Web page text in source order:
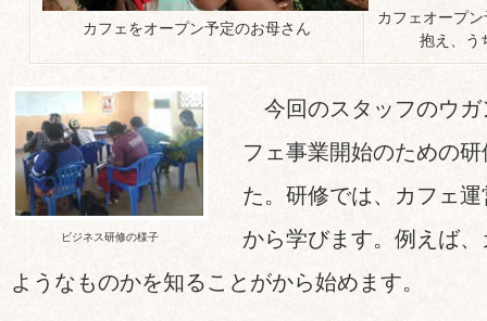
カフェをオープン予定のお母さん
カフェオープ
抱え、う
ビジネス研修の様子
今回のスタッフのウガ
フェ事業開始のための
た。研修では、カフェ
から学びます。例えば
ようなものかを知ることがから始めます。